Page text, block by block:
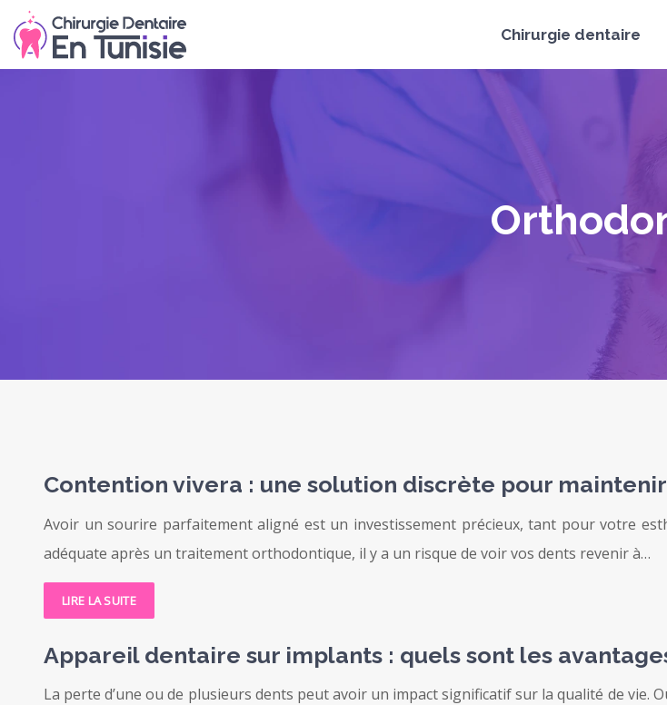
Chirurgie dentaire
Contention vivera : une solution discrète pour
Avoir un sourire parfaitement aligné est un investissement précieux, tant pour votre
adéquate après un traitement orthodontique, il y a un risque de voir vos dents revenir à…
LIRE LA SUITE
Appareil dentaire sur implants : quels sont les
La perte d’une ou de plusieurs dents peut avoir un impact significatif sur la qualité de